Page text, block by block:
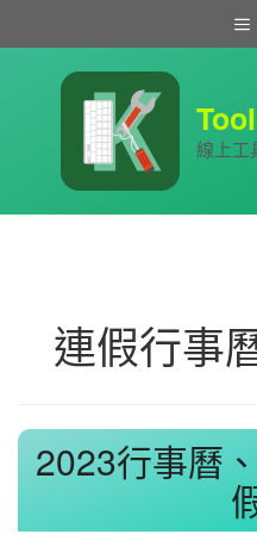
線上工
連假行事
2023行事曆